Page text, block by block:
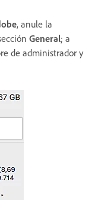
, anule la
General; a
de administrador y